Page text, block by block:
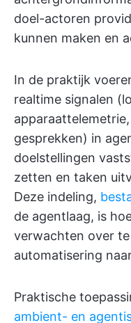
doel-actoren
kunnen maken en
In de praktijk
realtime signalen
gesprekken) in
doelstellingen
zetten en taken
Deze indeling,
de agentlaag, is
verwachten over
automatisering
Praktische
ambient- en